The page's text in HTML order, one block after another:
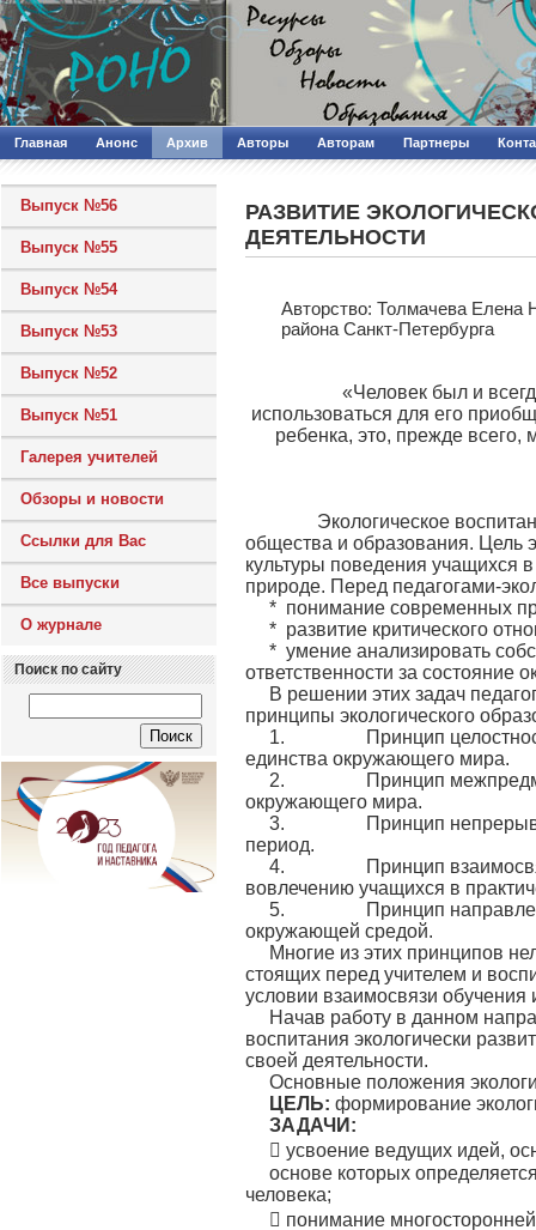
Главная Анонс Архив Авторы Авторам Партнеры
Выпуск №56
Выпуск №55
Выпуск №54
Выпуск №53
Выпуск №52
Выпуск №51
Галерея учителей
Обзоры и новости
Ссылки для Вас
Все выпуски
О журнале
Поиск по сайту
РАЗВИТИЕ
ДЕЯТЕЛЬНОСТИ
Авторcтво: Толмачева Елена
района Санкт-Петербурга
«Человек был и
использоваться для его
ребенка, это, прежде
Экологическое
общества и образования. Цель
культуры поведения учащихся
природе. Перед педагогами-
* понимание современных
* развитие критического
* умение анализировать
ответственности за состояние
В решении этих задач
принципы экологического
1. Принцип целостности
единства окружающего мира.
2. Принцип
окружающего мира.
3. Принцип
период.
4. Принцип взаимосвязи
вовлечению учащихся в
5. Принцип
окружающей средой.
Многие из этих принципов
стоящих перед учителем и
условии взаимосвязи
Начав работу в данном
воспитания экологически
своей деятельности.
Основные положения
ЦЕЛЬ: формирование
ЗАДАЧИ:
 усвоение ведущих идей,
основе которых
человека;
 понимание